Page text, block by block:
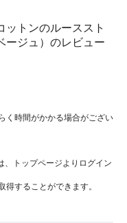
ットンのルーススト
ージュ）のレビュー
く時間がかかる場合がござい
トップページよりログイン
することができます。